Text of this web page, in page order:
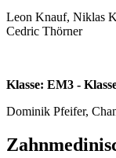
Leon Knauf, Niklas
Cedric Thörner
Klasse: EM3 -
Dominik Pfeifer,